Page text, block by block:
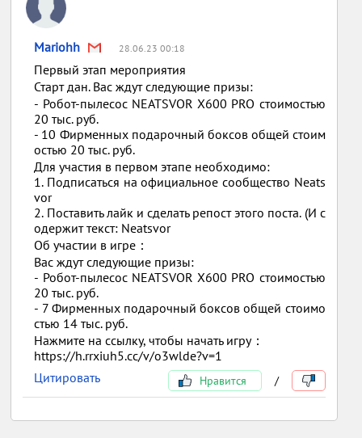
Mariohh 28.06.23 00:18
Первый этап мероприятия
Старт дан. Вас ждут следующие призы:
- Робот-пылесос NEATSVOR X600 PRO стоимостью
20 тыс. руб.
- 10 Фирменных подарочный боксов общей стоим
остью 20 тыс. руб.
Для участия в первом этапе необходимо:
1. Подписаться на официальное сообщество Neats
vor
2. Поставить лайк и сделать репост этого поста. (И с
одержит текст: Neatsvor
Об участии в игре：
Вас ждут следующие призы:
- Робот-пылесос NEATSVOR X600 PRO стоимостью
20 тыс. руб.
- 7 Фирменных подарочный боксов общей стоимо
стью 14 тыс. руб.
Нажмите на ссылку, чтобы начать игру：
https://h.rrxiuh5.cc/v/o3wlde?v=1
Цитировать
Нравится /